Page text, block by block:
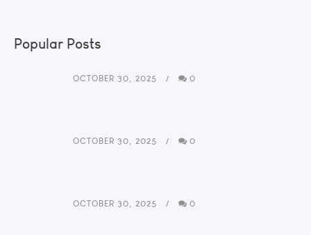
Popular Posts
OCTOBER 30, 2025 0
OCTOBER 30, 2025 0
OCTOBER 30, 2025 0